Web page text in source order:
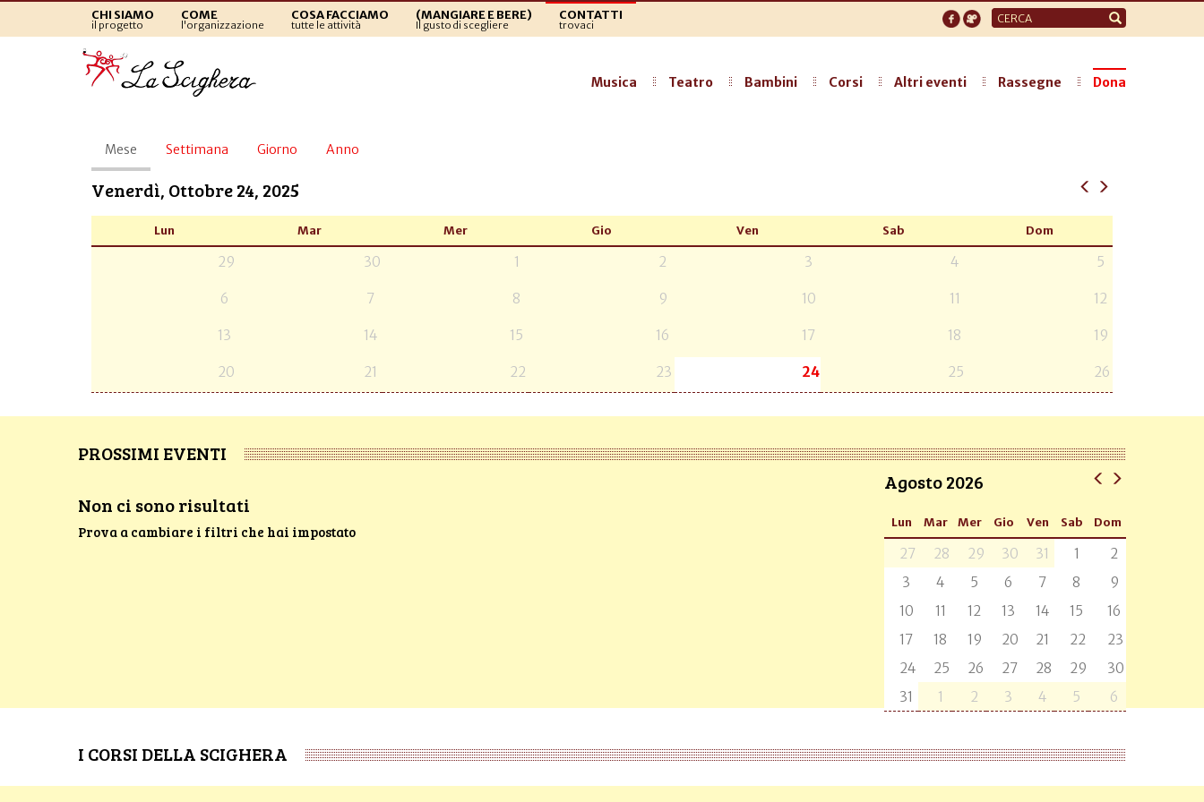
CHI SIAMO
il progetto
COME
l'organizzazione
COSA FACCIAMO
tutte le attività
(MANGIARE E BERE)
Il gusto di scegliere
CONTATTI
trovaci
Form
di
Musica Teatro Bambini Corsi Altri eventi Rassegne Dona
Schede
primarie
Mese (scheda
attiva)
Settimana Giorno Anno
Venerdì, Ottobre 24, 2025
Lun Mar Mer Gio Ven Sab Dom
29 30 1 2 3 4 5
6 7 8 9 10 11 12
13 14 15 16 17 18 19
20 21 22 23 24 25 26
PROSSIMI EVENTI
Non ci sono risultati
Prova a cambiare i filtri che hai impostato
Agosto 2026
Lun Mar Mer Gio Ven Sab Dom
27 28 29 30 31 1
2
3
4 5 6 7 8
9
10
11 12 13 14 15
16
17
18 19 20 21 22
23
24
25 26 27 28 29
30
31
1 2 3 4 5 6
I CORSI DELLA SCIGHERA